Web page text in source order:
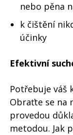
nebo pěna
k čištění
účinky
Efektivní
Potřebuje váš
Obraťte se na
provedou
metodou. Jak